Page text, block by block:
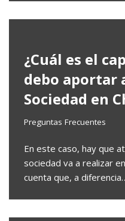
¿Cuál es el
debo aportar
Sociedad en
Preguntas Frecuentes
En este caso, hay que
sociedad va a realizar
cuenta que, a